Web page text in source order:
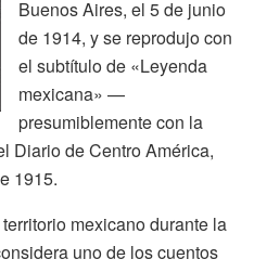
Buenos Aires, el 5 de junio
de 1914, y se reprodujo con
el subtítulo de «Leyenda
mexicana» —
presumiblemente con la
Diario de Centro América,
1915.
mexicano durante la
uno de los cuentos